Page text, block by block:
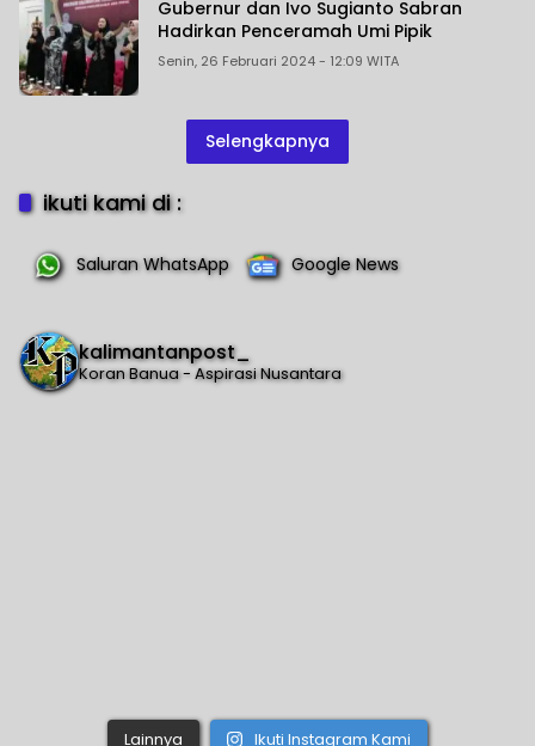
Gubernur dan Ivo Sugianto Sabran
Hadirkan Penceramah Umi Pipik
Senin, 26 Februari 2024 - 12:09 WITA
Selengkapnya
ikuti kami di :
Saluran WhatsApp Google News
kalimantanpost_
Koran Banua - Aspirasi Nusantara
Lainnya Ikuti Instagram Kami